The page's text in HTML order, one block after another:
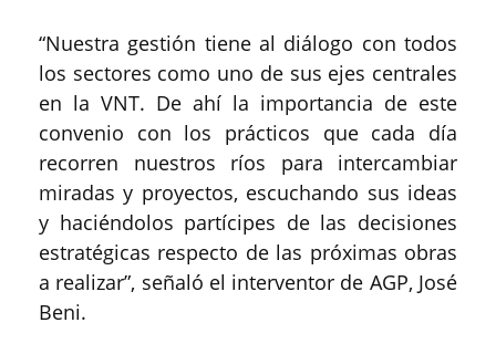
“Nuestra gestión tiene al diálogo con todos
los sectores como uno de sus ejes centrales
en la VNT. De ahí la importancia de este
convenio con los prácticos que cada día
recorren nuestros ríos para intercambiar
miradas y proyectos, escuchando sus ideas
y haciéndolos partícipes de las decisiones
estratégicas respecto de las próximas obras
a realizar”, señaló el interventor de AGP, José
Beni.